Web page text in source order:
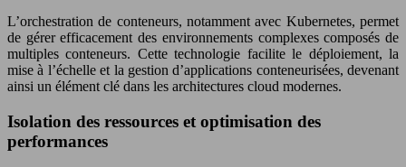
L’orchestration de conteneurs, notamment avec Kubernetes, permet
de gérer efficacement des environnements complexes composés de
multiples conteneurs. Cette technologie facilite le déploiement, la
mise à l’échelle et la gestion d’applications conteneurisées, devenant
ainsi un élément clé dans les architectures cloud modernes.
Isolation des ressources et optimisation des
performances